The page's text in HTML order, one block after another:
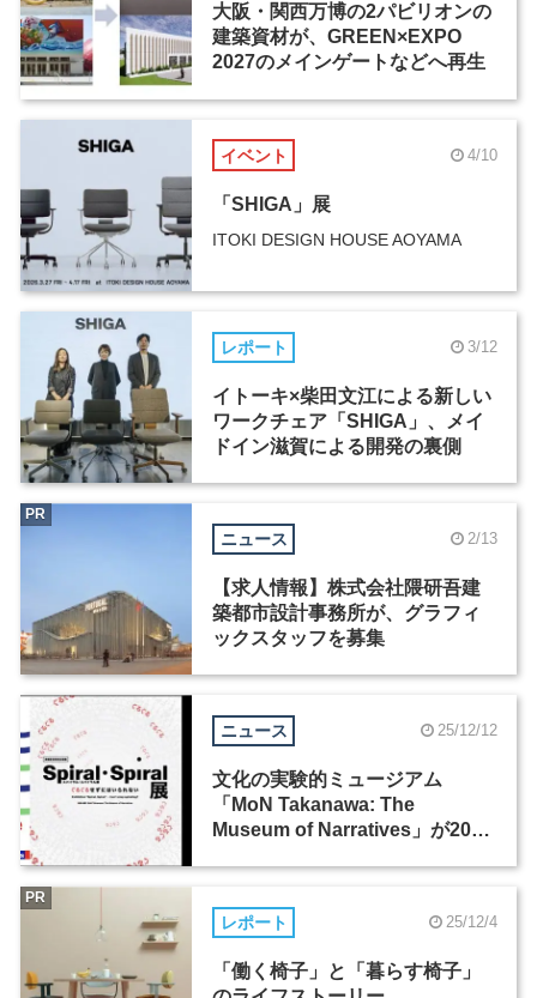
大阪・関西万博の2パビリオンの
建築資材が、GREEN×EXPO
2027のメインゲートなどへ再生
イベント 4/10
「SHIGA」展
ITOKI DESIGN HOUSE AOYAMA
レポート 3/12
イトーキ×柴田文江による新しい
ワークチェア「SHIGA」、メイ
ドイン滋賀による開発の裏側
ニュース 2/13
【求人情報】株式会社隈研吾建
築都市設計事務所が、グラフィ
ックスタッフを募集
PR
ニュース 25/12/12
文化の実験的ミュージアム
「MoN Takanawa: The
Museum of Narratives」が2026
レポート 25/12/4
「働く椅子」と「暮らす椅子」
PR